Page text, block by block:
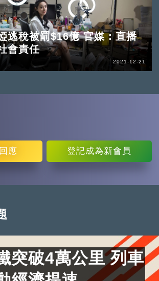
逃稅被罰$16億 官媒：直播
會責任
2021-12-21
應 登記成為新會員
突破4萬公里 列車